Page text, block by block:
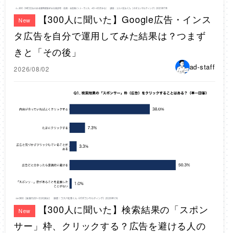
New
【300人に聞いた】Google広告・インス
タ広告を自分で運用してみた結果は？つまず
きと「その後」
2026/08/02 ad-staff
New
【300人に聞いた】検索結果の「スポン
サー」枠、クリックする？広告を避ける人の